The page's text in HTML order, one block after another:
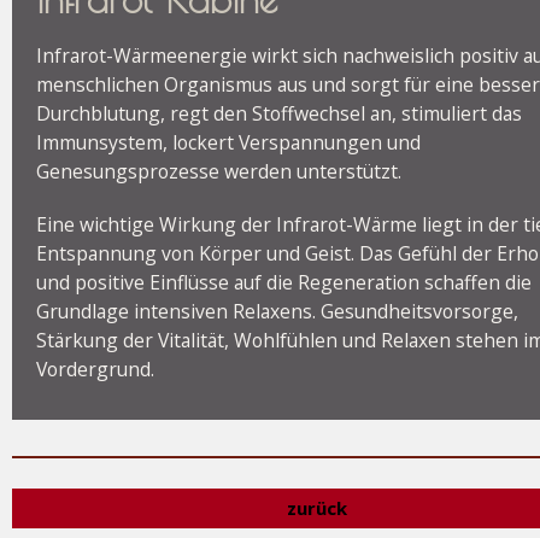
Infrarot-Wärmeenergie wirkt sich nachweislich positiv
menschlichen Organismus aus und sorgt für eine
Durchblutung, regt den Stoffwechsel an, stimuliert das
Immunsystem, lockert Verspannungen und
Genesungsprozesse werden unterstützt.
Eine wichtige Wirkung der Infrarot-Wärme liegt in der
Entspannung von Körper und Geist. Das Gefühl der
und positive Einflüsse auf die Regeneration schaffen die
Grundlage intensiven Relaxens. Gesundheitsvorsorge,
Stärkung der Vitalität, Wohlfühlen und Relaxen stehen
Vordergrund.
zurück